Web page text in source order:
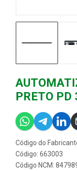
PRETO PD
Código do
Código: 663003
Código NCM: